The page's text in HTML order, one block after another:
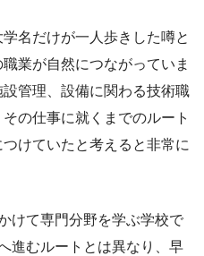
名だけが一人歩きした噂と
業が自然につながっていま
管理、設備に関わる技術職
の仕事に就くまでのルート
けていたと考えると非常に
けて専門分野を学ぶ学校で
進むルートとは異なり、早